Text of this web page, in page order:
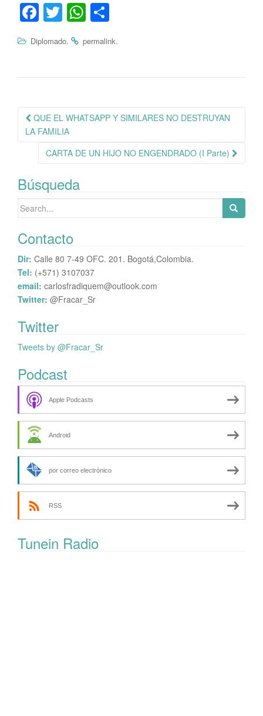
Fa
bo
T
tte
W
ts
m
Diplomado. permalink.
Navegación
de
publicación
QUE EL WHATSAPP Y SIMILARES NO DESTRUYAN
LA FAMILIA
CARTA DE UN HIJO NO ENGENDRADO (I Parte)
Búsqueda
Search
Contacto
Dir: Calle 80 7-49 OFC. 201. Bogotá,Colombia.
Tel: (+571) 3107037
email: carlosfradiquem@outlook.com
Twitter: @Fracar_Sr
Twitter
Tweets by @Fracar_Sr
Podcast
Apple Podcasts
Android
por correo electrónico
RSS
Tunein Radio